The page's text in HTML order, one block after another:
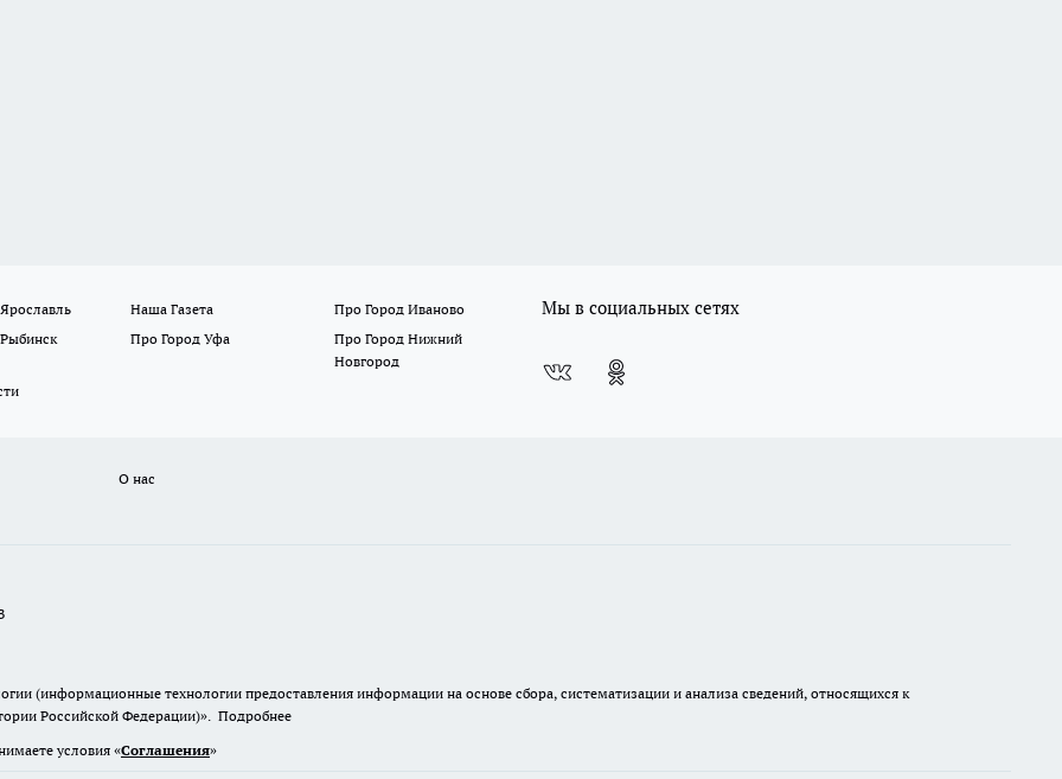
Наша Газета
Про Город Иваново
Про Город Уфа
Про Город Нижний
Новгород
Мы в социальных сетях
О нас
(информационные технологии предоставления информации на основе сбора, систематизации и анализа сведений, относящихся к
Российской Федерации)». Подробнее
условия «Cоглашения»